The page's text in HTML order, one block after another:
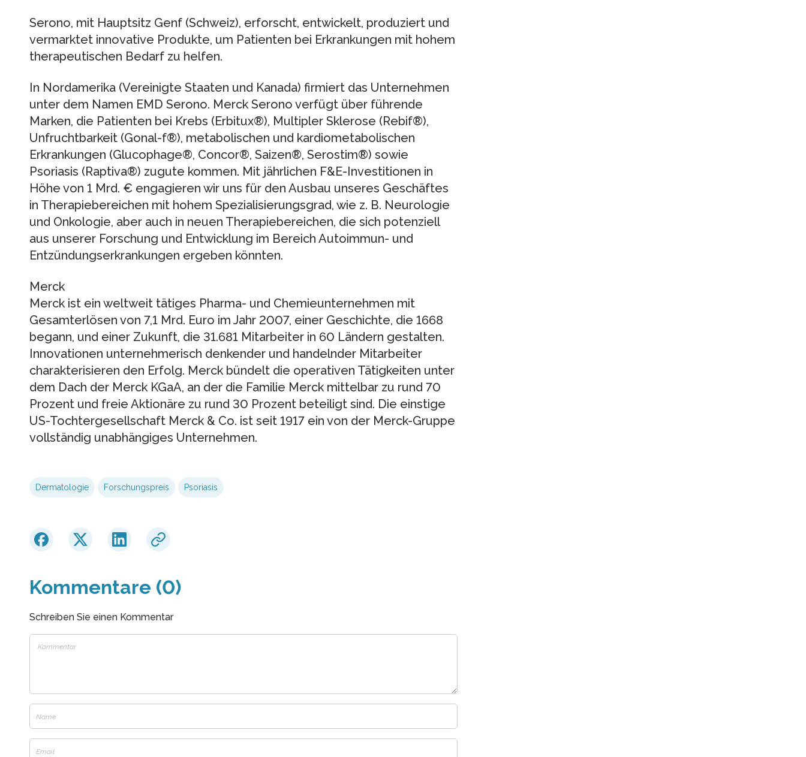
Serono, mit Hauptsitz Genf (Schweiz), erforscht, entwickelt, produziert und
vermarktet innovative Produkte, um Patienten bei Erkrankungen mit hohem
therapeutischen Bedarf zu helfen.
In Nordamerika (Vereinigte Staaten und Kanada) firmiert das Unternehmen
unter dem Namen EMD Serono. Merck Serono verfügt über führende
Marken, die Patienten bei Krebs (Erbitux®), Multipler Sklerose (Rebif®),
Unfruchtbarkeit (Gonal-f®), metabolischen und kardiometabolischen
Erkrankungen (Glucophage®, Concor®, Saizen®, Serostim®) sowie
Psoriasis (Raptiva®) zugute kommen. Mit jährlichen F&E-Investitionen in
Höhe von 1 Mrd. € engagieren wir uns für den Ausbau unseres Geschäftes
in Therapiebereichen mit hohem Spezialisierungsgrad, wie z. B. Neurologie
und Onkologie, aber auch in neuen Therapiebereichen, die sich potenziell
aus unserer Forschung und Entwicklung im Bereich Autoimmun- und
Entzündungserkrankungen ergeben könnten.
Merck
Merck ist ein weltweit tätiges Pharma- und Chemieunternehmen mit
Gesamterlösen von 7,1 Mrd. Euro im Jahr 2007, einer Geschichte, die 1668
begann, und einer Zukunft, die 31.681 Mitarbeiter in 60 Ländern gestalten.
Innovationen unternehmerisch denkender und handelnder Mitarbeiter
charakterisieren den Erfolg. Merck bündelt die operativen Tätigkeiten unter
dem Dach der Merck KGaA, an der die Familie Merck mittelbar zu rund 70
Prozent und freie Aktionäre zu rund 30 Prozent beteiligt sind. Die einstige
US-Tochtergesellschaft Merck & Co. ist seit 1917 ein von der Merck-Gruppe
vollständig unabhängiges Unternehmen.
Dermatologie Forschungspreis Psoriasis
Kommentare (0)
Schreiben Sie einen Kommentar